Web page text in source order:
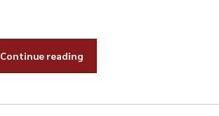
Continue reading